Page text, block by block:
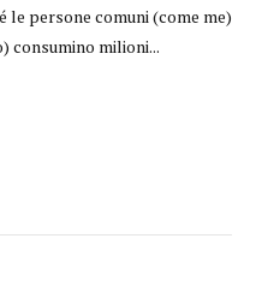
le persone comuni (come me)
consumino milioni...